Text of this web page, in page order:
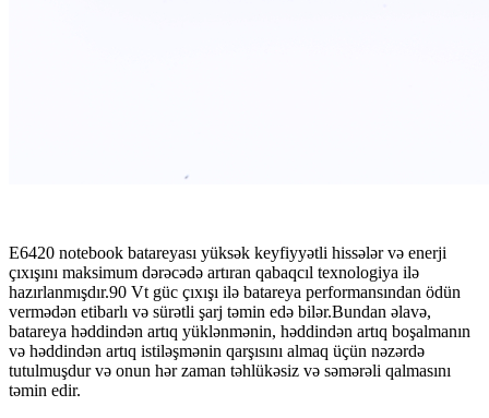
E6420 notebook batareyası yüksək keyfiyyətli hissələr və enerji
çıxışını maksimum dərəcədə artıran qabaqcıl texnologiya ilə
hazırlanmışdır.90 Vt güc çıxışı ilə batareya performansından ödün
vermədən etibarlı və sürətli şarj təmin edə bilər.Bundan əlavə,
batareya həddindən artıq yüklənmənin, həddindən artıq boşalmanın
və həddindən artıq istiləşmənin qarşısını almaq üçün nəzərdə
tutulmuşdur və onun hər zaman təhlükəsiz və səmərəli qalmasını
təmin edir.